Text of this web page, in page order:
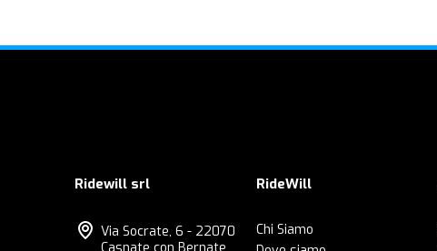
Ridewill srl
Via Socrate, 6 - 22070
RideWill
Chi Siamo